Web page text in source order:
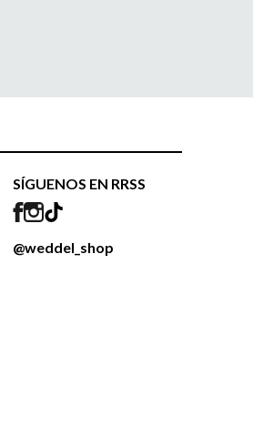
SÍGUENOS EN RRSS
@weddel_shop